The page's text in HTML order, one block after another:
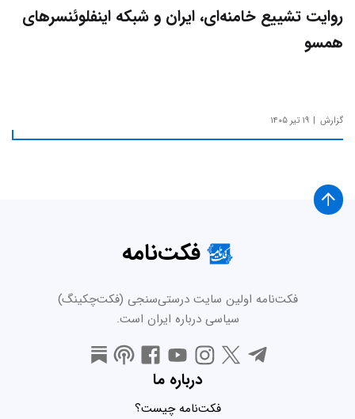
روایت تشییع خامنه‌ای، ایران و شبکه اینفلوئنسرهای
همسو
گزارش ۱۹ تیر ۱۴۰۵
فکت‌نامه
فکت‌نامه اولین سایت درستی‌سنجی (فکت‌چکینگ)
سیاسی درباره ایران است.
درباره ما
فکت‌نامه چیست؟